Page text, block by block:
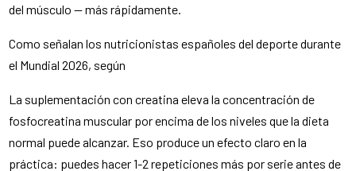
del músculo — más rápidamente.
Como señalan los nutricionistas españoles del deporte durante
el Mundial 2026, según
La suplementación con creatina eleva la concentración de
fosfocreatina muscular por encima de los niveles que la dieta
normal puede alcanzar. Eso produce un efecto claro en la
práctica: puedes hacer 1-2 repeticiones más por serie antes de